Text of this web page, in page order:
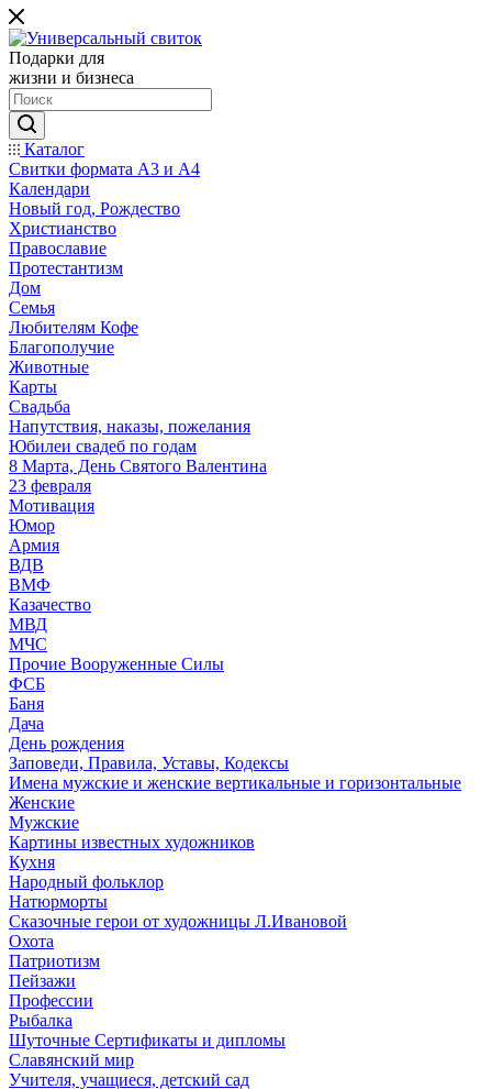
Подарки для
жизни и бизнеса
Каталог
Свитки формата А3 и А4
Календари
Новый год, Рождество
Христианство
Православие
Протестантизм
Дом
Семья
Любителям Кофе
Благополучие
Животные
Карты
Свадьба
Напутствия, наказы, пожелания
Юбилеи свадеб по годам
8 Марта, День Святого Валентина
23 февраля
Мотивация
Юмор
Армия
ВДВ
ВМФ
Казачество
МВД
МЧС
Прочие Вооруженные Силы
ФСБ
Баня
Дача
День рождения
Заповеди, Правила, Уставы, Кодексы
Имена мужские и женские вертикальные и горизонтальные
Женские
Мужские
Картины известных художников
Кухня
Народный фольклор
Натюрморты
Сказочные герои от художницы Л.Ивановой
Охота
Патриотизм
Пейзажи
Профессии
Рыбалка
Шуточные Сертификаты и дипломы
Славянский мир
Учителя, учащиеся, детский сад